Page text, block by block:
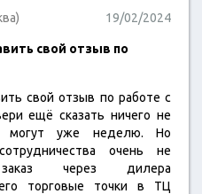
19/02/2024
свой отзыв по
свой отзыв по работе с
ещё сказать ничего не
могут уже неделю. Но
очень не
через дилера
торговые точки в ТЦ